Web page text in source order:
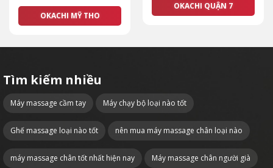
OKACHI MỸ THO
OKACHI QUẬN 7
Tìm kiếm nhiều
Máy massage cầm tay Máy chạy bộ loại nào tốt
Ghế massage loại nào tốt nên mua máy massage chân loại nào
máy massage chân tốt nhất hiện nay Máy massage chân người già